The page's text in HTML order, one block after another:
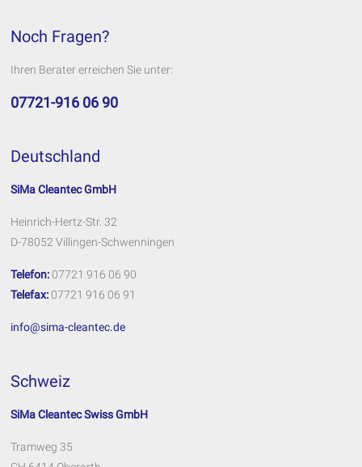
Noch Fragen?
Ihren Berater erreichen Sie unter:
07721-916 06 90
Deutschland
SiMa Cleantec GmbH
Heinrich-Hertz-Str. 32
D-78052 Villingen-Schwenningen
Telefon: 07721 916 06 90
Telefax: 07721 916 06 91
info@sima-cleantec.de
Schweiz
SiMa Cleantec Swiss GmbH
Tramweg 35